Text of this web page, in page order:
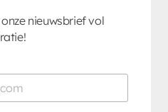
nieuwsbrief vol